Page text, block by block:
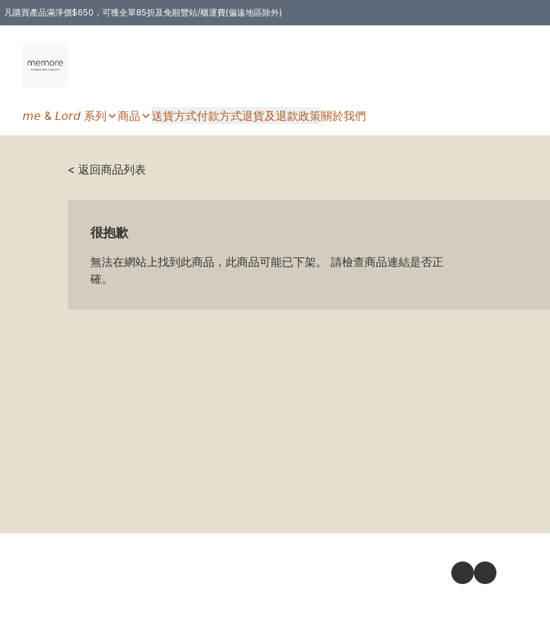
凡購買產品滿淨價$650，可獲全單85折及免順豐站/櫃運費(偏遠地區除外)
𝘮𝘦 & 𝘓𝘰𝘳𝘥 系列 商品 送貨方式付款方式退貨及退款政策關於我們
< 返回商品列表
很抱歉
無法在網站上找到此商品，此商品可能已下架。 請檢查商品連結是否正
確。